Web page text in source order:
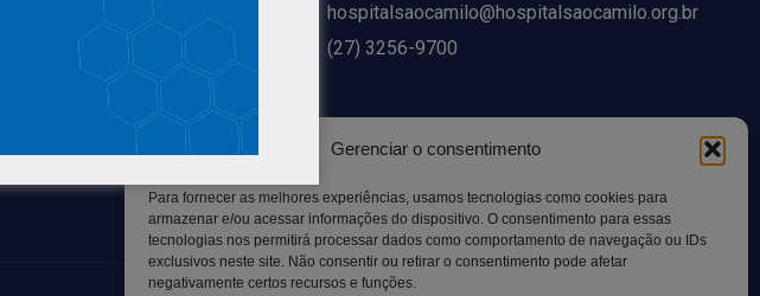
Gerenciar o consentimento
Para fornecer as melhores experiências, usamos tecnologias como cookies para
armazenar e/ou acessar informações do dispositivo. O consentimento para essas
tecnologias nos permitirá processar dados como comportamento de navegação ou IDs
exclusivos neste site. Não consentir ou retirar o consentimento pode afetar
negativamente certos recursos e funções.
Solicitar Prontuário Médico
Canal LGPD e Segurança da
hospitalsaocamilo@hospitalsaocamilo.org.br
(27) 3256-9700